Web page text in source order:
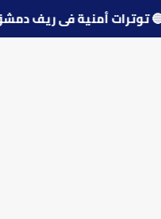
🔵توترات أمنية في